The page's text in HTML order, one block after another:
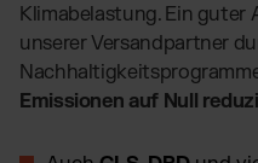
Klimabelastung. Ein guter
unserer Versandpartner
Emissionen auf Null